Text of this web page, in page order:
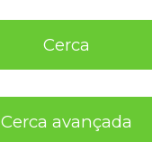
Cerca
Cerca avançada